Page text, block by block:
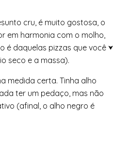
cru, é muito gostosa, o
em harmonia com o molho,
é daquelas pizzas que você
seco e a massa).
medida certa. Tinha alho
ter um pedaço, mas não
(afinal, o alho negro é